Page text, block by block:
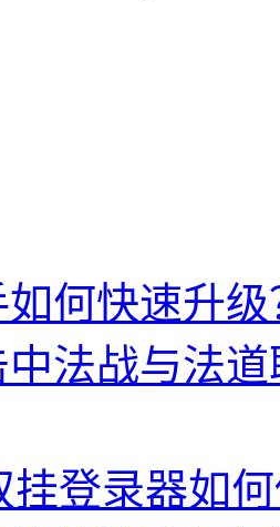
何快速升
法战与法
挂登录器如